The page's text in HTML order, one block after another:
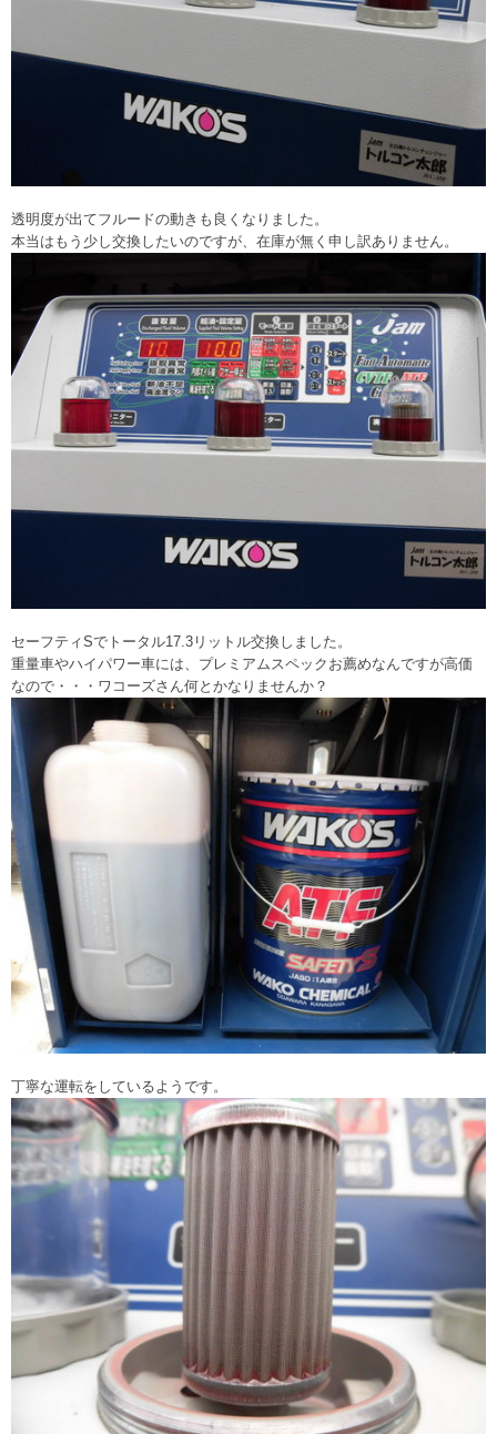
透明度が出てフルードの動きも良くなりました。
本当はもう少し交換したいのですが、在庫が無く申し訳ありません。
セーフティSでトータル17.3リットル交換しました。
重量車やハイパワー車には、プレミアムスペックお薦めなんですが高価
なので・・・ワコーズさん何とかなりませんか？
丁寧な運転をしているようです。